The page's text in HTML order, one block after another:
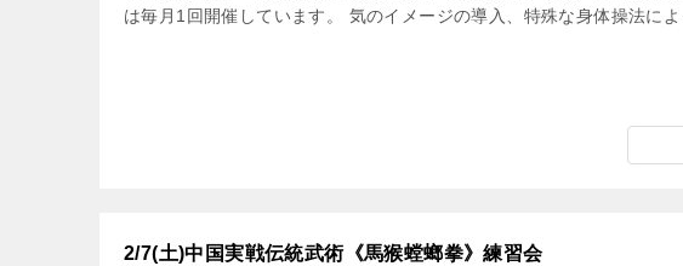
は毎月1回開催しています。 気のイメージの導入、特殊な身体操法に
2/7(土)中国実戦伝統武術《馬猴螳螂拳》練習会